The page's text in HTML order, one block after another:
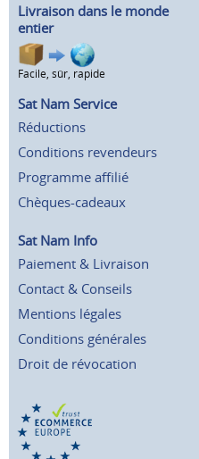
Livraison dans le monde
entier
Facile, sûr, rapide
Sat Nam Service
Réductions
Conditions revendeurs
Programme affilié
Chèques-cadeaux
Sat Nam Info
Paiement & Livraison
Contact & Conseils
Mentions légales
Conditions générales
Droit de révocation